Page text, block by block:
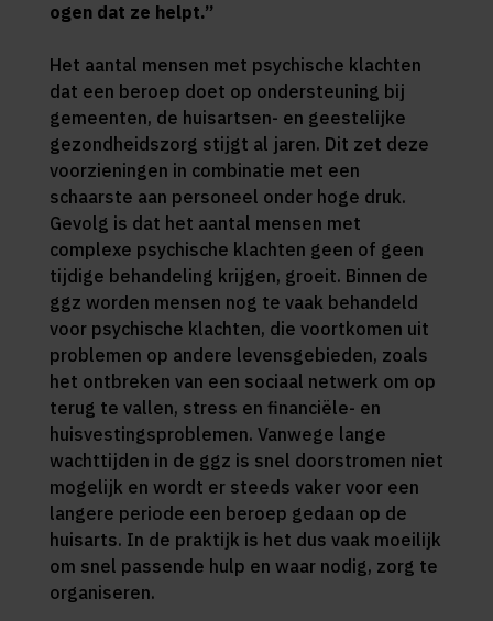
ogen dat ze helpt.”
Het aantal mensen met psychische klachten
dat een beroep doet op ondersteuning bij
gemeenten, de huisartsen- en geestelijke
gezondheidszorg stijgt al jaren. Dit zet deze
voorzieningen in combinatie met een
schaarste aan personeel onder hoge druk.
Gevolg is dat het aantal mensen met
complexe psychische klachten geen of geen
tijdige behandeling krijgen, groeit. Binnen de
ggz worden mensen nog te vaak behandeld
voor psychische klachten, die voortkomen uit
problemen op andere levensgebieden, zoals
het ontbreken van een sociaal netwerk om op
terug te vallen, stress en financiële- en
huisvestingsproblemen. Vanwege lange
wachttijden in de ggz is snel doorstromen niet
mogelijk en wordt er steeds vaker voor een
langere periode een beroep gedaan op de
huisarts. In de praktijk is het dus vaak moeilijk
om snel passende hulp en waar nodig, zorg te
organiseren.